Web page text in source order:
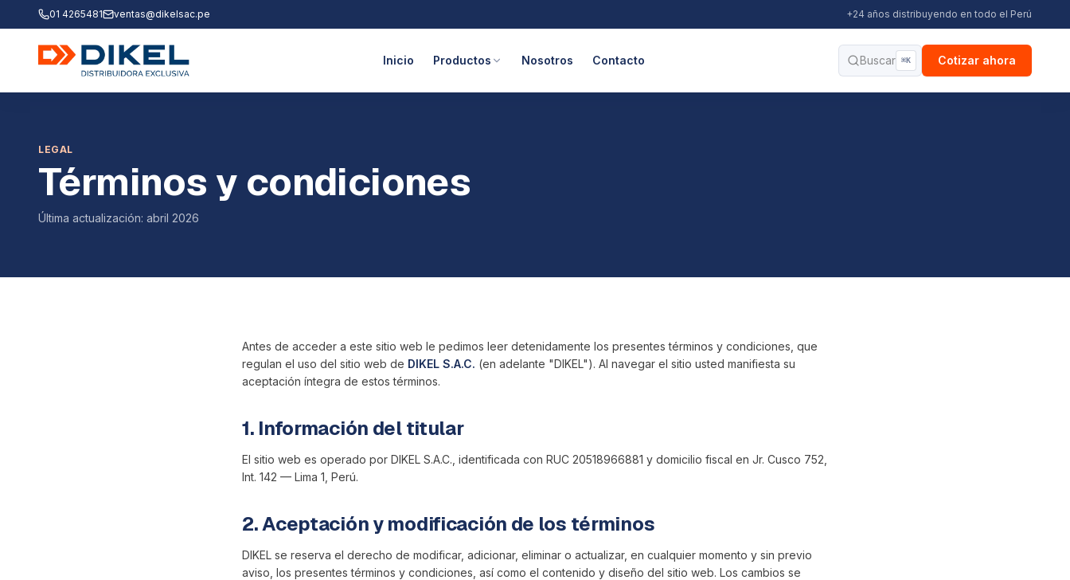
01 4265481 ventas@dikelsac.pe +24 años distribuyendo en todo el Perú
Inicio Productos Nosotros Contacto Buscar ⌘K Cotizar ahora
LEGAL
Términos y condiciones
Última actualización: abril 2026
Antes de acceder a este sitio web le pedimos leer detenidamente los presentes términos y condiciones, que
regulan el uso del sitio web de DIKEL S.A.C. (en adelante "DIKEL"). Al navegar el sitio usted manifiesta su
aceptación íntegra de estos términos.
1. Información del titular
El sitio web es operado por DIKEL S.A.C., identificada con RUC 20518966881 y domicilio fiscal en Jr. Cusco 752,
Int. 142 — Lima 1, Perú.
2. Aceptación y modificación de los términos
DIKEL se reserva el derecho de modificar, adicionar, eliminar o actualizar, en cualquier momento y sin previo
aviso, los presentes términos y condiciones, así como el contenido y diseño del sitio web. Los cambios se